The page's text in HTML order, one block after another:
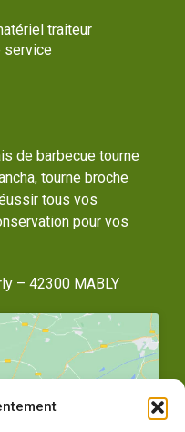
traiteur
service
de barbecue tourne
tourne broche
tous vos
pour vos
– 42300 MABLY